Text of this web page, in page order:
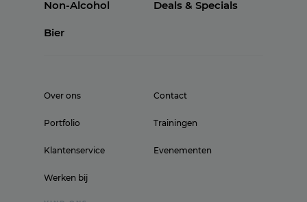
Non-Alcohol Deals & Specials
Bier
Over ons
Portfolio
Klantenservice
Werken bij
Contact
Trainingen
Evenementen